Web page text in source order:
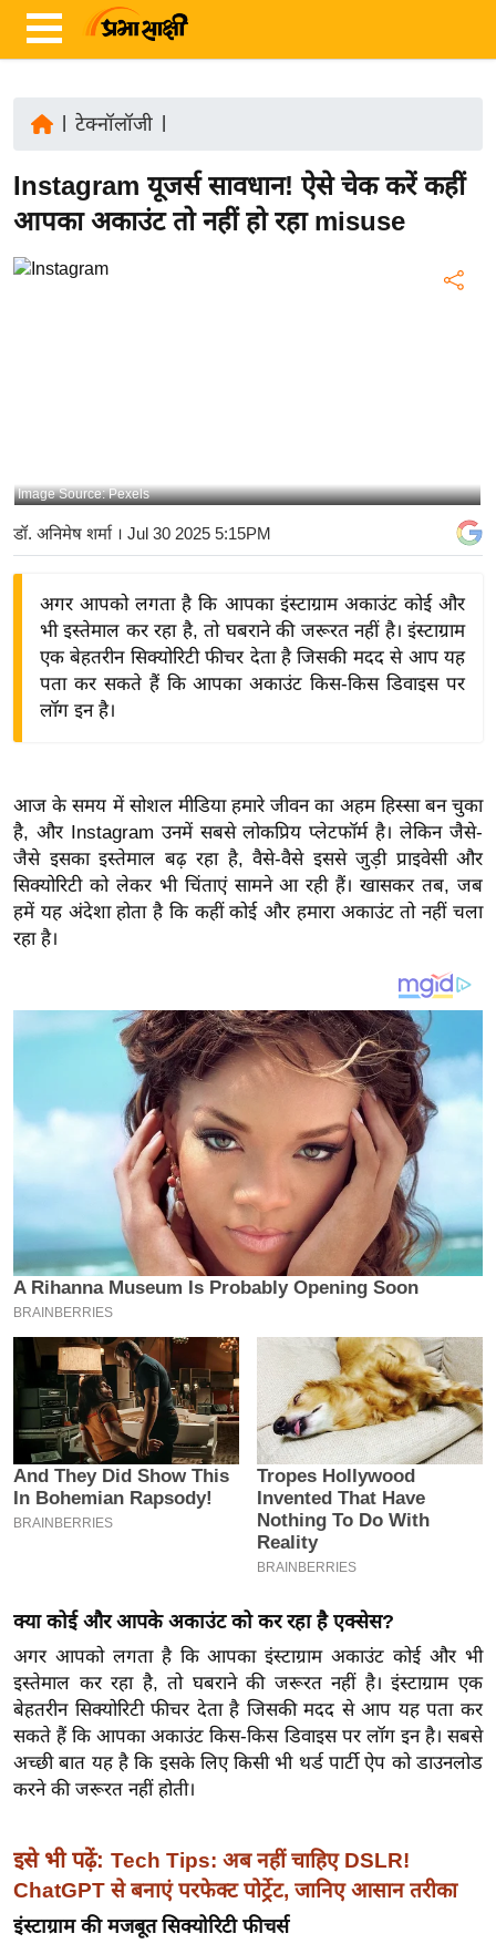
ज़ा
ख
र
ष्ट्री
य
बि
द्यो
वि
शे
ष
ज्ञ
ब
खे
क्रि
ट
I
P
L
2
0
2
6
क्रा
इ
प
र
मि
सा
ल
बे
मि
सा
ल
टेक्नॉलॉजी
Instagram यूजर्स सावधान! ऐसे चेक करें कहीं
आपका अकाउंट तो नहीं हो रहा misuse
Image Source: Pexels
डॉ. अनिमेष शर्मा । Jul 30 2025 5:15PM
अगर आपको लगता है कि आपका इंस्टाग्राम अकाउंट कोई और
भी इस्तेमाल कर रहा है, तो घबराने की जरूरत नहीं है। इंस्टाग्राम
एक बेहतरीन सिक्योरिटी फीचर देता है जिसकी मदद से आप यह
पता कर सकते हैं कि आपका अकाउंट किस-किस डिवाइस पर
लॉग इन है।
आज के समय में सोशल मीडिया हमारे जीवन का अहम हिस्सा बन चुका
है, और Instagram उनमें सबसे लोकप्रिय प्लेटफॉर्म है। लेकिन जैसे-
जैसे इसका इस्तेमाल बढ़ रहा है, वैसे-वैसे इससे जुड़ी प्राइवेसी और
सिक्योरिटी को लेकर भी चिंताएं सामने आ रही हैं। खासकर तब, जब
हमें यह अंदेशा होता है कि कहीं कोई और हमारा अकाउंट तो नहीं चला
रहा है।
क्या कोई और आपके अकाउंट को कर रहा है एक्सेस?
अगर आपको लगता है कि आपका इंस्टाग्राम अकाउंट कोई और भी
इस्तेमाल कर रहा है, तो घबराने की जरूरत नहीं है। इंस्टाग्राम एक
बेहतरीन सिक्योरिटी फीचर देता है जिसकी मदद से आप यह पता कर
सकते हैं कि आपका अकाउंट किस-किस डिवाइस पर लॉग इन है। सबसे
अच्छी बात यह है कि इसके लिए किसी भी थर्ड पार्टी ऐप को डाउनलोड
करने की जरूरत नहीं होती।
इसे भी पढ़ें: Tech Tips: अब नहीं चाहिए DSLR!
ChatGPT से बनाएं परफेक्ट पोर्ट्रेट, जानिए आसान तरीका
इंस्टाग्राम की मजबूत सिक्योरिटी फीचर्स